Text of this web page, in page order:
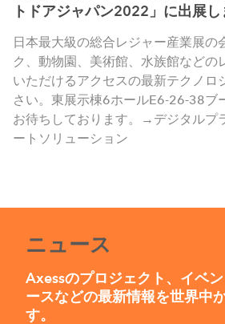
トドアジャパン2022」に出展し
日本最大級の総合レジャー産業展の
ク、動物園、美術館、水族館などの
いただけるアクセスの最新テクノロ
さい。東展示棟6ホールE6-26-38ブ
お待ちしております。→デジタルプ
ートソリューション
ニュース
Axessのプロジェクト、イベ
ースなどの最新情報を世界中
す。